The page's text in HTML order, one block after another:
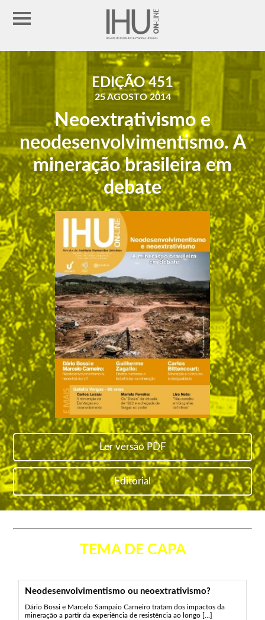
EDIÇÃO 451
25 AGOSTO 2014
Neoextrativismo e
neodesenvolvimentismo. A
mineração brasileira em
debate
Ler versão PDF
Editorial
TEMA DE CAPA
Neodesenvolvimentismo ou neoextrativismo?
Dário Bossi e Marcelo Sampaio Carneiro tratam dos impactos da
mineração a partir da experiência de resistência ao longo [...]